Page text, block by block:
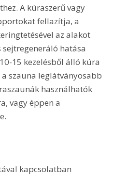
A kúraszerű vagy
fellazítja, a
az alakot
hatása
15 kezelésből álló kúra
szauna leglátványosabb
használhatók
vagy éppen a
kapcsolatban